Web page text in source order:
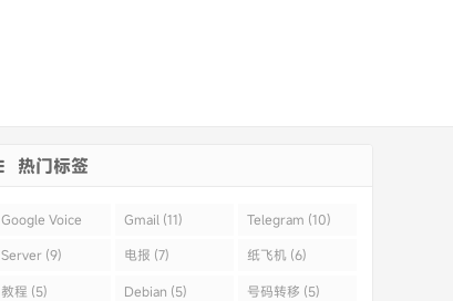
热门标签
Google Voice
(43)
Gmail (11) Telegram (10)
Server (9) 电报 (7) 纸飞机 (6)
教程 (5) Debian (5) 号码转移 (5)